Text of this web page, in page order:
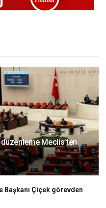
düzenleme Meclis’ten
Başkanı Çiçek görevden